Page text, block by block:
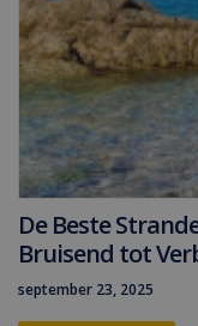
De Beste
Bruisend tot
september 23, 2025